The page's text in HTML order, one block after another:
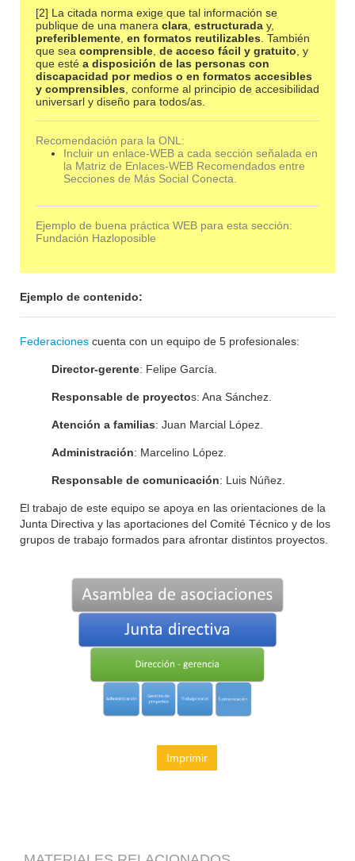
[2] La citada norma exige que tal información se
publique de una manera clara estructurada y,
preferiblemente en formatos reutilizables . También
que sea comprensible de acceso fácil y gratuito , y
que esté a disposición de las personas con
discapacidad por medios o en formatos accesibles
y comprensibles , conforme al principio de accesibilidad
universarl y diseño para todos/as.
Recomendación para la ONL:
Incluir un enlace-WEB a cada sección señalada en
la Matriz de Enlaces-WEB Recomendados entre
Secciones de Más Social Conecta.
Ejemplo de buena práctica WEB para esta sección:
Fundación Hazloposible
Ejemplo de contenido:
Federaciones cuenta con un equipo de 5 profesionales:
Director-gerente: Felipe García.
Responsable de proyectos: Ana Sánchez.
Atención a familias: Juan Marcial López.
Administración: Marcelino López.
Responsable de comunicación: Luis Núñez.
El trabajo de este equipo se apoya en las orientaciones de la
Junta Directiva y las aportaciones del Comité Técnico y de los
grupos de trabajo formados para afrontar distintos proyectos.
Imprimir